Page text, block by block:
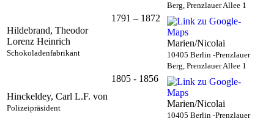
Berg, Prenzlauer Allee 1
Hildebrand, Theodor
Lorenz Heinrich
Schokoladenfabrikant
1791 – 1872
Marien/Nicolai
10405 Berlin -Prenzlauer
Berg, Prenzlauer Allee 1
Hinckeldey, Carl L.F. von
Polizeipräsident
1805 - 1856
Marien/Nicolai
10405 Berlin -Prenzlauer